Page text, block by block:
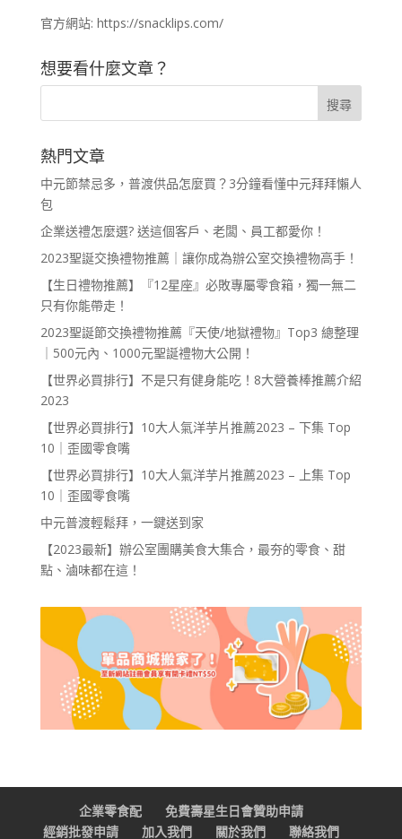
官方網站: https://snacklips.com/
想要看什麼文章？
熱門文章
中元節禁忌多，普渡供品怎麼買？3分鐘看懂中元拜拜懶人
包
企業送禮怎麼選? 送這個客戶、老闆、員工都愛你！
2023聖誕交換禮物推薦｜讓你成為辦公室交換禮物高手！
【生日禮物推薦】『12星座』必敗專屬零食箱，獨一無二
只有你能帶走！
2023聖誕節交換禮物推薦『天使/地獄禮物』Top3 總整理
｜500元內、1000元聖誕禮物大公開！
【世界必買排行】不是只有健身能吃！8大營養棒推薦介紹
2023
【世界必買排行】10大人氣洋芋片推薦2023 – 下集 Top
10｜歪國零食嘴
【世界必買排行】10大人氣洋芋片推薦2023 – 上集 Top
10｜歪國零食嘴
中元普渡輕鬆拜，一鍵送到家
【2023最新】辦公室團購美食大集合，最夯的零食、甜
點、滷味都在這！
企業零食配
免費壽星生日會贊助申請
經銷批發申請
加入我們 關於我們 聯絡我們